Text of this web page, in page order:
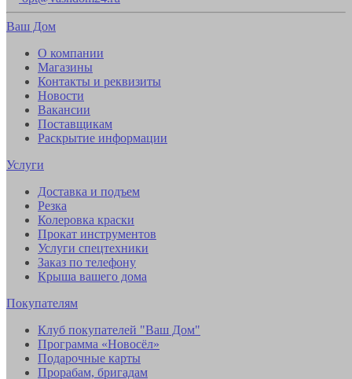
Ваш Дом
О компании
Магазины
Контакты и реквизиты
Новости
Вакансии
Поставщикам
Раскрытие информации
Услуги
Доставка и подъем
Резка
Колеровка краски
Прокат инструментов
Услуги спецтехники
Заказ по телефону
Крыша вашего дома
Покупателям
Клуб покупателей "Ваш Дом"
Программа «Новосёл»
Подарочные карты
Прорабам, бригадам